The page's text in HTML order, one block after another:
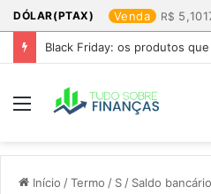
DÓLAR(PTAX) Venda
Black Friday: os produtos
Menu
Início /Termo / S / Saldo bancário